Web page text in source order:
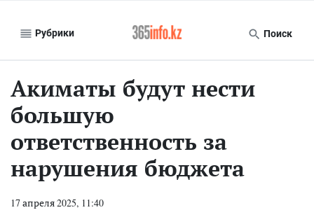
Рубрики Поиск
Акиматы будут нести
большую
ответственность за
нарушения бюджета
17 апреля 2025, 11:40